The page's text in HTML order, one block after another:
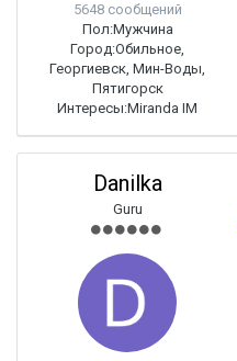
5648 сообщений
Пол:Мужчина
Город:Обильное,
Георгиевск, Мин-Воды,
Пятигорск
Интересы:Miranda IM
Danilka
Guru